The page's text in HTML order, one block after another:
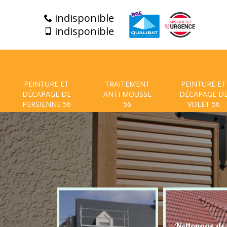
indisponible
indisponible
PEINTURE ET
DÉCAPAGE DE
PERSIENNE 56
TRAITEMENT
ANTI MOUSSE
56
PEINTURE ET
DÉCAPAGE
VOLET 56